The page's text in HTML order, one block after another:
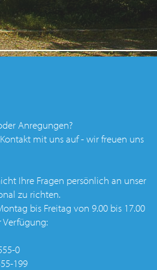
Anregungen?
mit uns auf - wir freuen uns
Ihre Fragen persönlich an unser
zu richten.
bis Freitag von 9.00 bis 17.00
Verfügung:
0
199